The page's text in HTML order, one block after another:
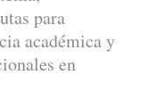
para
académica y
en